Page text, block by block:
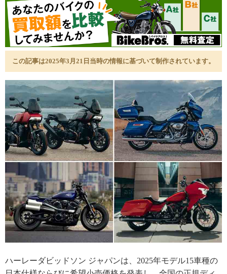
この記事は2025年3月21日当時の情報に基づいて制作されています。
ハーレーダビッドソン ジャパンは、2025年モデル15車種の